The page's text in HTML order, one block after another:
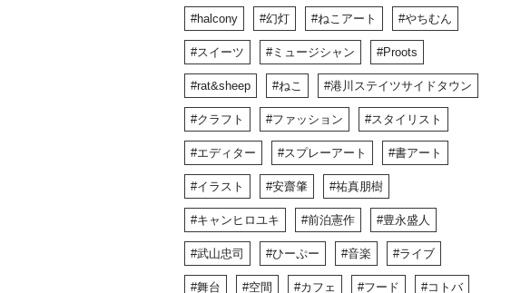
halcony 幻灯 ねこアート やちむん
スイーツ ミュージシャン Proots
rat&sheep ねこ 港川ステイツサイドタウン
クラフト ファッション スタイリスト
エディター スプレーアート 書アート
イラスト 安齋肇 祐真朋樹
キャンヒロユキ 前泊憲作 豊永盛人
武山忠司 ひーぷー 音楽 ライブ
舞台 空間 カフェ フード コトバ